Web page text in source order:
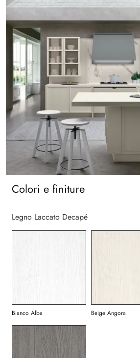
Colori e finiture
Legno Laccato Decapé
Bianco Alba Beige Angora